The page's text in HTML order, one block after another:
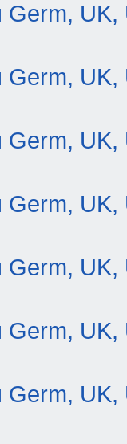
UK,
UK,
UK,
UK,
UK,
UK,
UK,